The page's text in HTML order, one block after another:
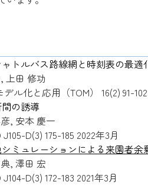
トルバス路線網と時刻表の最適
上田 修功
ル化と応用（TOM） 16(2) 91-102
の誘導
, 安本 慶一
D(3) 175-185 2022年3月
ミュレーションによる来園者余
, 澤田 宏
D(3) 172-183 2021年3月